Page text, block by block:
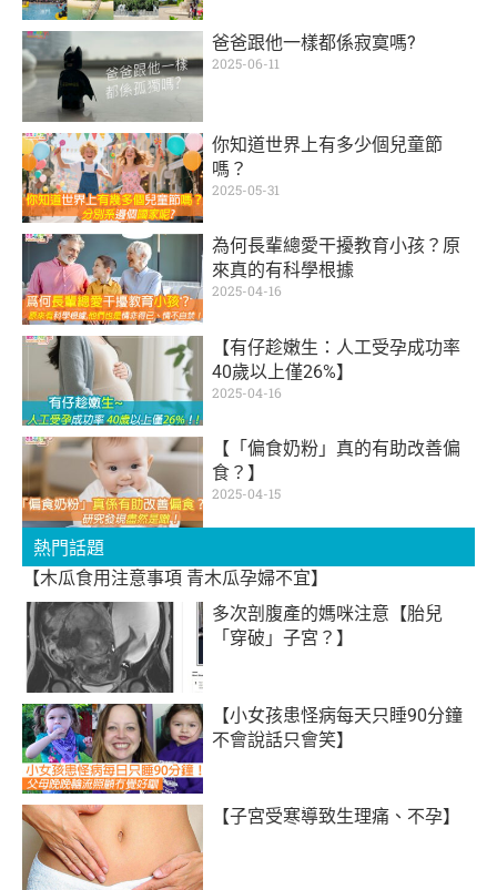
爸爸跟他一樣都係寂寞嗎?
2025-06-11
你知道世界上有多少個兒童節
嗎？
2025-05-31
為何長輩總愛干擾教育小孩？原
來真的有科學根據
2025-04-16
【有仔趁嫩生：人工受孕成功率
40歲以上僅26%】
2025-04-16
【「偏食奶粉」真的有助改善偏
食？】
2025-04-15
熱門話題
【木瓜食用注意事項 青木瓜孕婦不宜】
多次剖腹產的媽咪注意【胎兒
「穿破」子宮？】
【小女孩患怪病每天只睡90分鐘
不會說話只會笑】
【子宮受寒導致生理痛、不孕】